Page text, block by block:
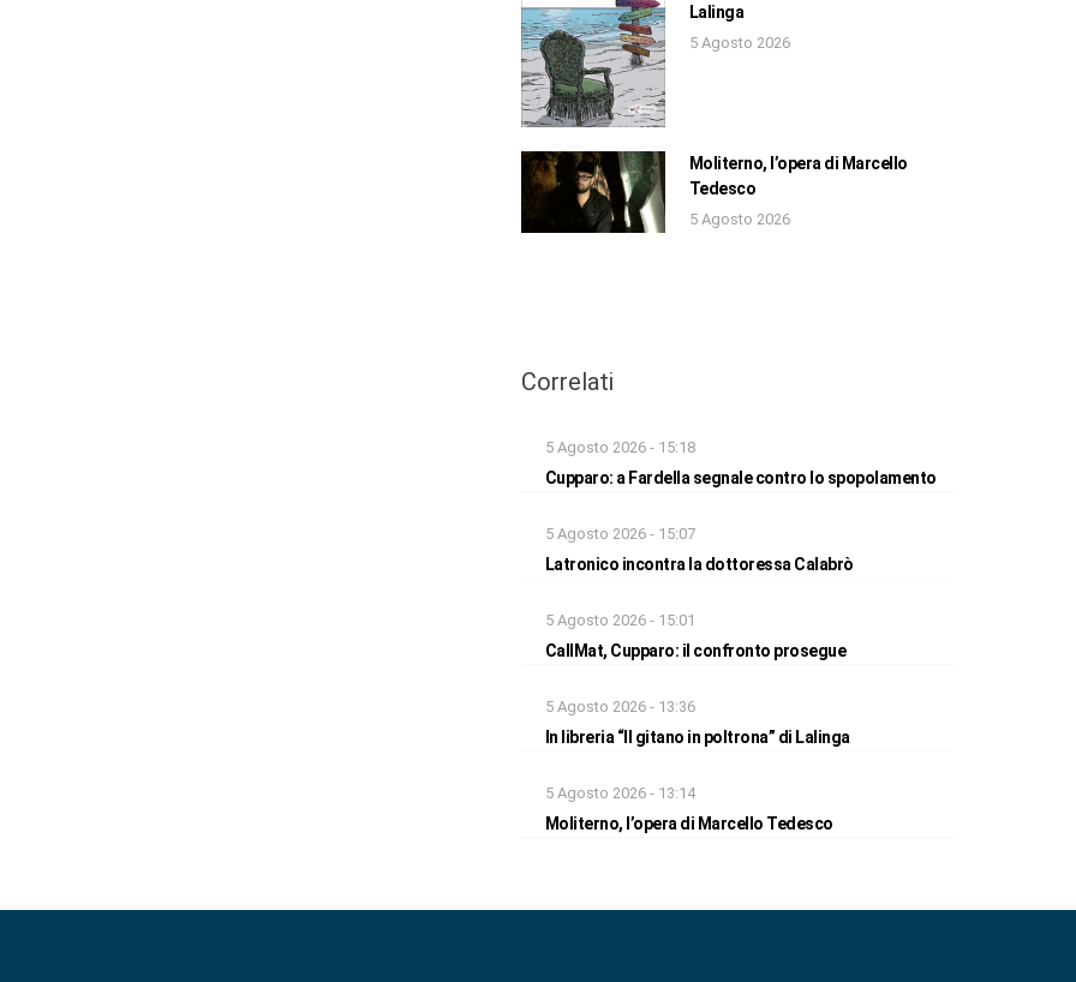
Lalinga
5 Agosto 2026
Moliterno, l’opera di Marcello
Tedesco
5 Agosto 2026
Correlati
5 Agosto 2026 - 15:18
Cupparo: a Fardella segnale contro lo spopolamento
5 Agosto 2026 - 15:07
Latronico incontra la dottoressa Calabrò
5 Agosto 2026 - 15:01
CallMat, Cupparo: il confronto prosegue
5 Agosto 2026 - 13:36
In libreria “Il gitano in poltrona” di Lalinga
5 Agosto 2026 - 13:14
Moliterno, l’opera di Marcello Tedesco